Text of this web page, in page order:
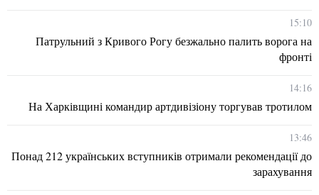
15:10
Патрульний з Кривого Рогу безжально палить ворога на
фронті
14:16
На Харківщині командир артдивізіону торгував тротилом
13:46
Понад 212 українських вступників отримали рекомендації до
зарахування